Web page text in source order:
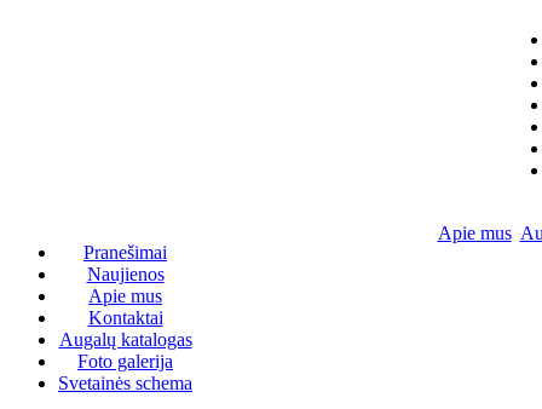
Pranešimai
Naujienos
Apie mus
Kontaktai
Augalų katalogas
Foto galerija
Svetainės schema
Apie mus